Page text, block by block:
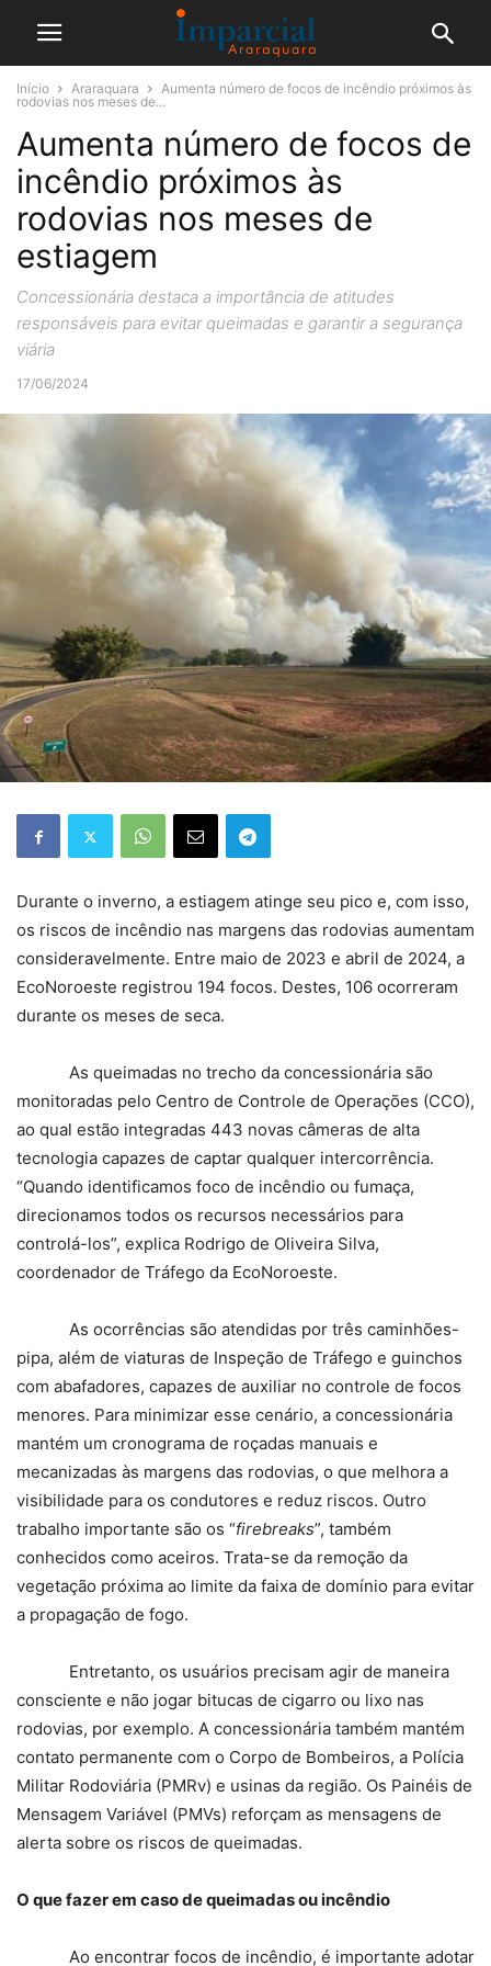
Início Araraquara
Aumenta número de focos de incêndio próximos às
rodovias nos meses de...
Aumenta número de focos de
incêndio próximos às
rodovias nos meses de
estiagem
Concessionária destaca a importância de atitudes
responsáveis para evitar queimadas e garantir a segurança
viária
17/06/2024
Durante o inverno, a estiagem atinge seu pico e, com isso,
os riscos de incêndio nas margens das rodovias aumentam
consideravelmente. Entre maio de 2023 e abril de 2024, a
EcoNoroeste registrou 194 focos. Destes, 106 ocorreram
durante os meses de seca.
As queimadas no trecho da concessionária são
monitoradas pelo Centro de Controle de Operações (CCO),
ao qual estão integradas 443 novas câmeras de alta
tecnologia capazes de captar qualquer intercorrência.
“Quando identificamos foco de incêndio ou fumaça,
direcionamos todos os recursos necessários para
controlá-los”, explica Rodrigo de Oliveira Silva,
coordenador de Tráfego da EcoNoroeste.
As ocorrências são atendidas por três caminhões-
pipa, além de viaturas de Inspeção de Tráfego e guinchos
com abafadores, capazes de auxiliar no controle de focos
menores. Para minimizar esse cenário, a concessionária
mantém um cronograma de roçadas manuais e
mecanizadas às margens das rodovias, o que melhora a
visibilidade para os condutores e reduz riscos. Outro
trabalho importante são os “firebreaks”, também
conhecidos como aceiros. Trata-se da remoção da
vegetação próxima ao limite da faixa de domínio para evitar
a propagação de fogo.
Entretanto, os usuários precisam agir de maneira
consciente e não jogar bitucas de cigarro ou lixo nas
rodovias, por exemplo. A concessionária também mantém
contato permanente com o Corpo de Bombeiros, a Polícia
Militar Rodoviária (PMRv) e usinas da região. Os Painéis de
Mensagem Variável (PMVs) reforçam as mensagens de
alerta sobre os riscos de queimadas.
O que fazer em caso de queimadas ou incêndio
Ao encontrar focos de incêndio, é importante adotar